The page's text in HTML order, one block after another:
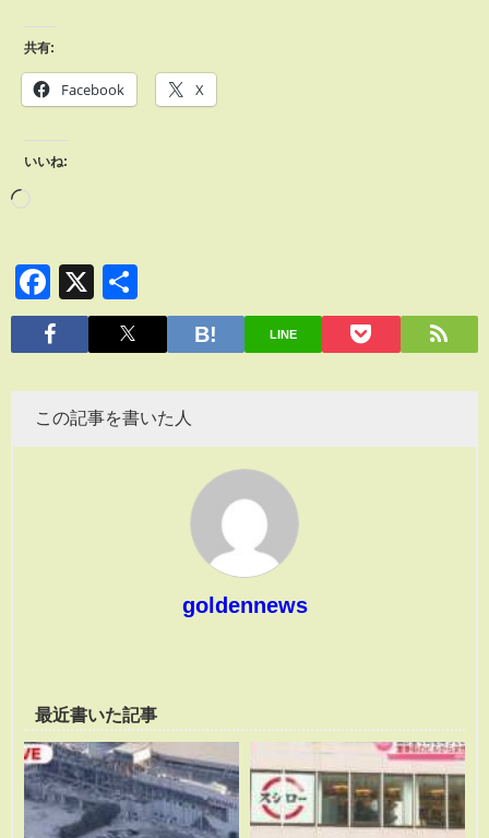
共有:
Facebook X
いいね:
Facebook
X
有
LINE
この記事を書いた人
goldennews
最近書いた記事